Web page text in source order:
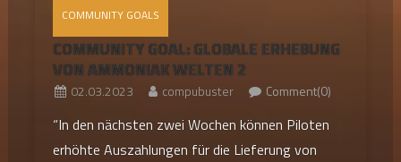
COMMUNITY GOALS
COMMUNITY GOAL: GLOBALE ERHEBUNG
VON AMMONIAK WELTEN 2
02.03.2023 compubuster Comment(0)
“In den nächsten zwei Wochen können Piloten
erhöhte Auszahlungen für die Lieferung von